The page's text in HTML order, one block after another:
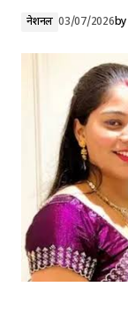
नेशनल 03/07/2026by